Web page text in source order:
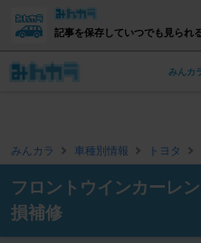
記事を保存していつでも見られ
みんカ
みんカラ 車種別情報 トヨタ
フロントウインカーレ
損補修